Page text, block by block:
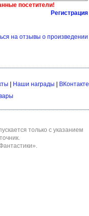
посетители!
Регистрация
на отзывы о произведении
Наши награды
ВКонтакте
только с указанием
.